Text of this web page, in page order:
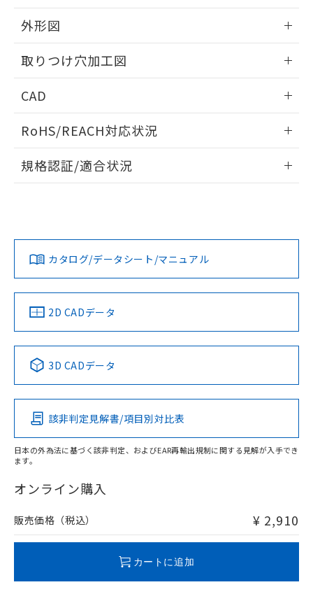
外形図
取りつけ穴加工図
CAD
ドすることができます。
ログイン/会員登録
ダウンロードデータをご利用いただく前に、以下を必ずお読
みください。
ソフトウェアの使用条件
RoHS/REACH対応状況
EU RoHS 注意事項・凡例
対応済み
中国 RoHS 注意事項・凡例
Pb Hg Cd Cr(VI)
O
在庫等で未対応品が混在する可能性があります。
問い合わせください。
規格認証/適合状況
カタログ/データシート/マニュアル
2D CADデータ
3D CADデータ
該非判定見解書/項目別対比表
日本の外為法に基づく該非判定、およびEAR再輸出規制に関する見解が入手でき
ます。
オンライン購入
販売価格（税込） ¥ 2,910
カートに追加
既に当社にて対応品への在庫切替を完了
していることから、特段のことがない限